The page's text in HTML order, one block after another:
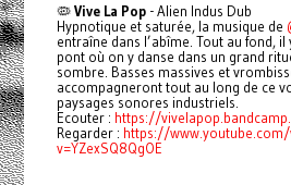
🦠Vive La Pop- Alien Indus Dub
Hypnotique et saturée, la musique de
entraîne dans l’abîme. Tout au fond, il
pont où on y danse dans un grand
sombre. Basses massives et
accompagneront tout au long de ce
paysages sonores industriels.
Ecouter : https://
Regarder : https://www.youtube.com/
v=YZexSQ8QgOE